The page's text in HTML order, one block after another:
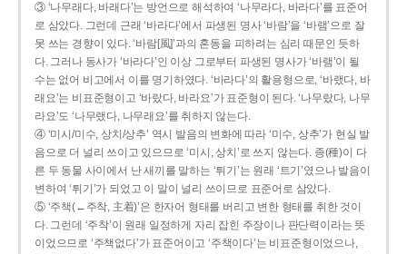
③ ‘나무래다, 바래다’는 방언으로 해석하여 ‘나무라다, 바라다’를 표준어
로 삼았다. 그런데 근래 ‘바라다’에서 파생된 명사 ‘바람’을 ‘바램’으로 잘
못 쓰는 경향이 있다. ‘바람[風]’과의 혼동을 피하려는 심리 때문인 듯하
다. 그러나 동사가 ‘바라다’인 이상 그로부터 파생된 명사가 ‘바램’이 될
수는 없어 비고에서 이를 명기하였다. ‘바라다’의 활용형으로, ‘바랬다, 바
래요’는 비표준형이고 ‘바랐다, 바라요’가 표준형이 된다. ‘나무랐다, 나무
라요’도 ‘나무랬다, 나무래요’를 취하지 않는다.
④ ‘미시/미수, 상치/상추’ 역시 발음의 변화에 따라 ‘미수, 상추’가 현실 발
음으로 더 널리 쓰이고 있으므로 ‘미시, 상치’로 쓰지 않는다. 종(種)이 다
른 두 동물 사이에서 난 새끼를 말하는 ‘튀기’는 원래 ‘트기’였으나 발음이
변하여 ‘튀기’가 되었고 이 말이 널리 쓰이므로 표준어로 삼았다.
⑤ ‘주책(←주착, 主着)’은 한자어 형태를 버리고 변한 형태를 취한 것이
다. 그런데 ‘주착’이 원래 일정하게 자리 잡힌 주장이나 판단력이라는 뜻
이었으므로 ‘주책없다’가 표준어이고 ‘주책이다’는 비표준형이었으나,